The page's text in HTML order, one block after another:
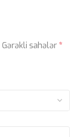
Gərəkli sahələr*